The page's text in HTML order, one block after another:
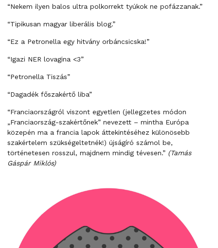
“Nekem ilyen balos ultra polkorrekt tyúkok ne pofázzanak.”
“Tipikusan magyar liberális blog.”
“Ez a Petronella egy hitvány orbáncsicska!”
“Igazi NER lovagina <3”
“Petronella Tiszás”
“Dagadék főszakértő liba”
“Franciaországról viszont egyetlen (jellegzetes módon
„Franciaország-szakértőnek” nevezett – mintha Európa
közepén ma a francia lapok áttekintéséhez különösebb
szakértelem szükségeltetnék!) újságíró számol be,
történetesen rosszul, majdnem mindig tévesen.” (Tamás
Gáspár Miklós)